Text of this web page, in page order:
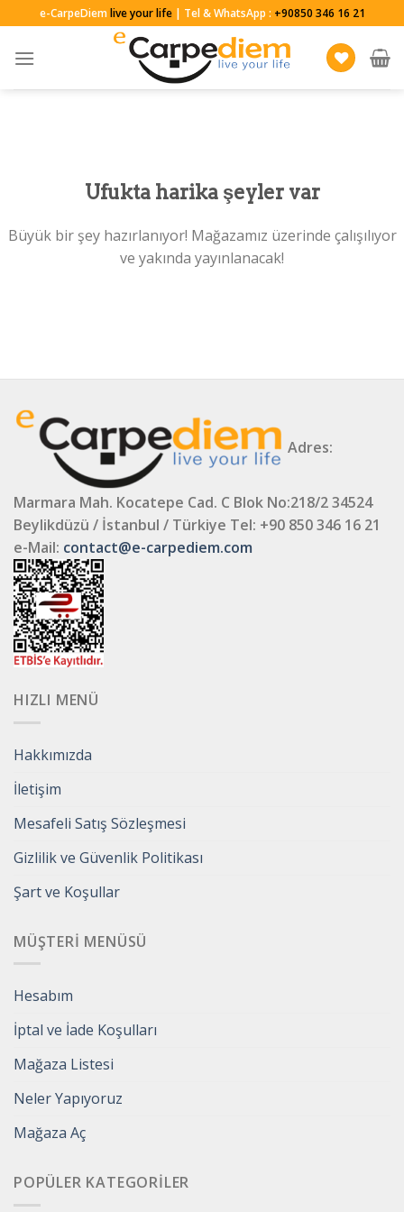
to
content
e-CarpeDiemlive your life| Tel & WhatsApp : +90850 346 16 21
Ufukta harika şeyler var
Büyük bir şey hazırlanıyor! Mağazamız üzerinde çalışılıyor
ve yakında yayınlanacak!
Adres:
Marmara Mah. Kocatepe Cad. C Blok No:218/2 34524
Beylikdüzü / İstanbul / Türkiye Tel: +90 850 346 16 21
e-Mail: contact@e-carpediem.com
HIZLI MENÜ
Hakkımızda
İletişim
Mesafeli Satış Sözleşmesi
Gizlilik ve Güvenlik Politikası
Şart ve Koşullar
MÜŞTERI MENÜSÜ
Hesabım
İptal ve İade Koşulları
Mağaza Listesi
Neler Yapıyoruz
Mağaza Aç
POPÜLER KATEGORILER